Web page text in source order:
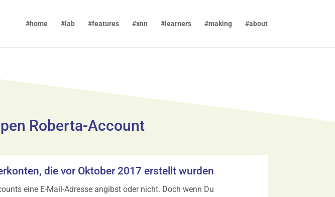
#home #lab #features #xnn #learners #making #about
Roberta-Account
die vor Oktober 2017 erstellt wurden
eine E-Mail-Adresse angibst oder nicht. Doch wenn Du